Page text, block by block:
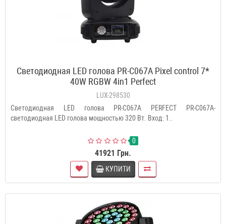
Светодиодная LED голова PR-C067A Pixel control 7*
40W RGBW 4in1 Perfect
LUX-298530
Светодиодная LED голова PR-C067A PERFECT PR-C067A-
светодиодная LED голова мощностью 320 Вт. Вход: 1..
0
41921 Грн.
КУПИТИ